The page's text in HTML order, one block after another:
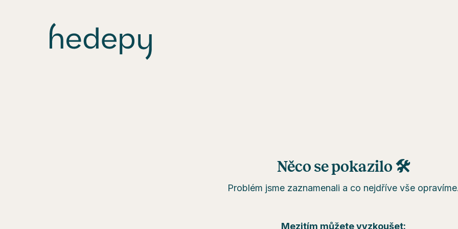
Něco se pokazilo 🛠
Problém jsme zaznamenali a co nejdříve vše
Mezitím můžete vyzkoušet: